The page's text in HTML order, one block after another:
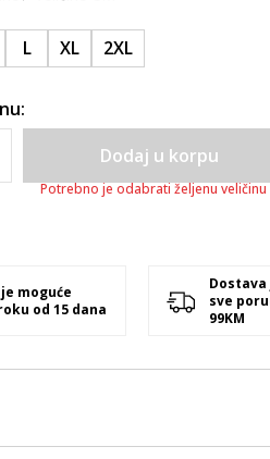
L XL 2XL
Dodaj u korpu
Potrebno je odabrati željenu veličinu
moguće
od 15 dana
sve
99KM